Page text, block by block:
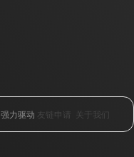
强力驱动 友链申请 关于我们